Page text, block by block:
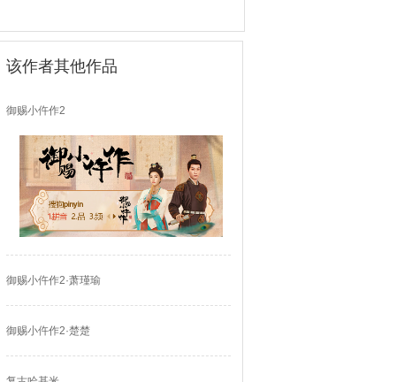
该作者其他作品
御赐小仵作2
御赐小仵作2·萧瑾瑜
御赐小仵作2·楚楚